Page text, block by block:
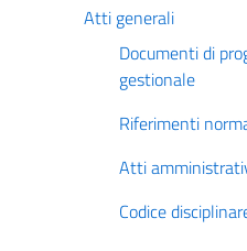
Atti generali
Documenti di
gestionale
Riferimenti
Atti
Codice